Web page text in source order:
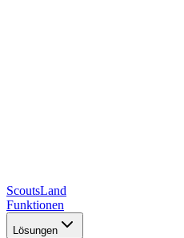
ScoutsLand
Funktionen
Lösungen